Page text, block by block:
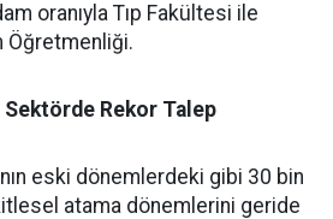
oranıyla Tıp Fakültesi ile
Öğretmenliği.
Rekor Talep
eski dönemlerdeki gibi 30 bin
atama dönemlerini geride